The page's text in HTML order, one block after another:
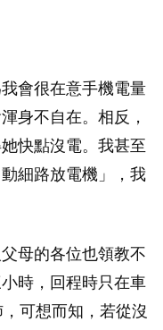
會很在意手機電量
身不自在。相反，
快點沒電。我甚至
細路放電機」，我
母的各位也領教不
時，回程時只在車
可想而知，若從沒